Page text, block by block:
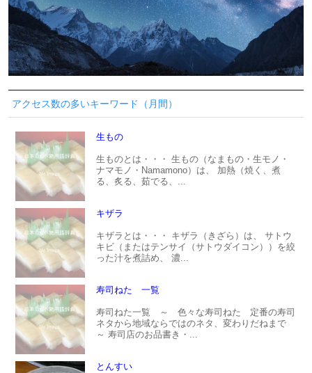
アクセス数の多いキーワード（月間）
生もの
生ものとは・・・ 生もの（なまもの・生モノ・
ナマモノ・Namamono）は、 加熱（焼く、煮
る、炙る、茹でる、...
キザラ
キザラとは・・・ キザラ（きざら）は、 サトウ
キビ（またはテンサイ（サトウダイコン））を絞
った汁を煮詰め、 濃...
寿司ねた 一覧
寿司ねた一覧 ～ 色々な寿司ねた 定番の寿司
ネタから地域ならではのネタ、変わりだねまで
～ 寿司店のお品書き・...
とんすい